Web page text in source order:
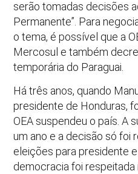
serão tomadas decisões
Permanente”. Para
o tema, é possível que a
Mercosul e também
temporária do Paraguai.
Há três anos, quando
presidente de Honduras,
OEA suspendeu o país. A
um ano e a decisão só foi
eleições para presidente
democracia foi respeitada